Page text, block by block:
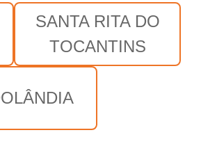
SANTA RITA DO
TOCANTINS